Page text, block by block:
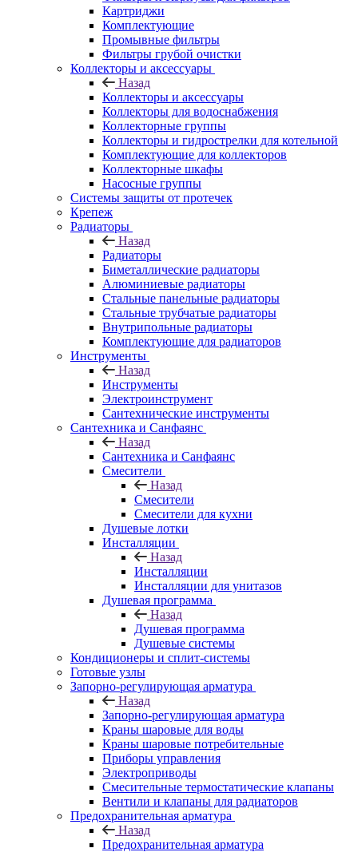
Картриджи
Комплектующие
Промывные фильтры
Фильтры грубой очистки
Коллекторы и аксессуары
Назад
Коллекторы и аксессуары
Коллекторы для водоснабжения
Коллекторные группы
Коллекторы и гидрострелки для котельной
Комплектующие для коллекторов
Коллекторные шкафы
Насосные группы
Системы защиты от протечек
Крепеж
Радиаторы
Назад
Радиаторы
Биметаллические радиаторы
Алюминиевые радиаторы
Стальные панельные радиаторы
Стальные трубчатые радиаторы
Внутрипольные радиаторы
Комплектующие для радиаторов
Инструменты
Назад
Инструменты
Электроинструмент
Сантехнические инструменты
Сантехника и Санфаянс
Назад
Сантехника и Санфаянс
Смесители
Назад
Смесители
Смесители для кухни
Душевые лотки
Инсталляции
Назад
Инсталляции
Инсталляции для унитазов
Душевая программа
Назад
Душевая программа
Душевые системы
Кондиционеры и сплит-системы
Готовые узлы
Запорно-регулирующая арматура
Назад
Запорно-регулирующая арматура
Краны шаровые для воды
Краны шаровые потребительные
Приборы управления
Электроприводы
Смесительные термостатические клапаны
Вентили и клапаны для радиаторов
Предохранительная арматура
Назад
Предохранительная арматура